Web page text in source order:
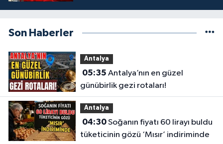
Son Haberler
Antalya
05:35
günübirlik gezi rotaları!
Antalya
04:30Soğanın fiyatı 60 lirayı buldu
tüketicinin gözü ‘Mısır’ indiriminde